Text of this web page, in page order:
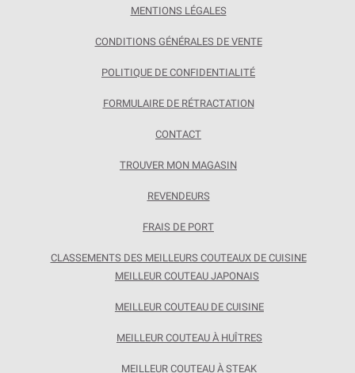
MENTIONS LÉGALES
CONDITIONS GÉNÉRALES DE VENTE
POLITIQUE DE CONFIDENTIALITÉ
FORMULAIRE DE RÉTRACTATION
CONTACT
TROUVER MON MAGASIN
REVENDEURS
FRAIS DE PORT
CLASSEMENTS DES MEILLEURS COUTEAUX DE CUISINE
MEILLEUR COUTEAU JAPONAIS
MEILLEUR COUTEAU DE CUISINE
MEILLEUR COUTEAU À HUÎTRES
MEILLEUR COUTEAU À STEAK